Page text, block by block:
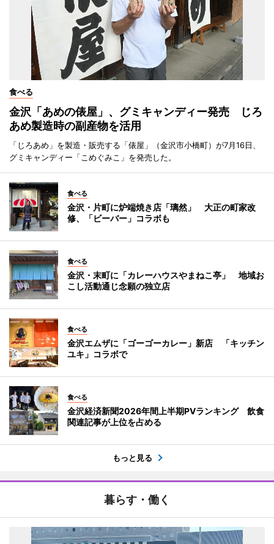
食べる
金沢「あめの俵屋」、グミキャンディー発売 じろ
あめ製造時の副産物を活用
「じろあめ」を製造・販売する「俵屋」（金沢市小橋町）が7月16日、
グミキャンディー「こめぐみこ」を発売した。
食べる
金沢・片町に炉端焼き店「璃然」 大正の町家改
修、「ビーバー」コラボも
食べる
金沢・末町に「カレーハウスやまねこ亭」 地域お
こし活動通じ念願の独立店
食べる
金沢エムザに「ゴーゴーカレー」新店 「キッチン
ユキ」コラボで
食べる
金沢経済新聞2026年間上半期PVランキング 飲食
関連記事が上位を占める
もっと見る
暮らす・働く